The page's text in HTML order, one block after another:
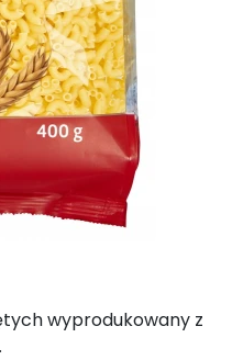
wyprodukowany z